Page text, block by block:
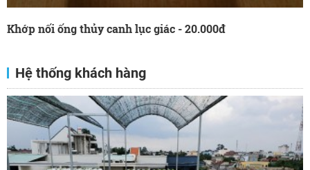
Khớp nối ống thủy canh lục giác - 20.000đ
Hệ thống khách hàng